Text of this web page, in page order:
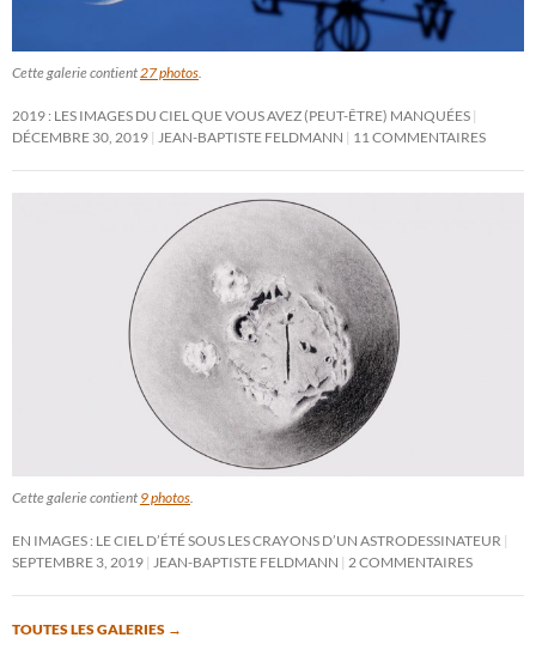
Cette galerie contient27 photos.
2019 : LES IMAGES DU CIEL QUE VOUS AVEZ (PEUT-ÊTRE) MANQUÉES
DÉCEMBRE 30, 2019 JEAN-BAPTISTE FELDMANN 11 COMMENTAIRES
Cette galerie contient 9 photos.
EN IMAGES : LE CIEL D’ÉTÉ SOUS LES CRAYONS D’UN ASTRODESSINATEUR
SEPTEMBRE 3, 2019 JEAN-BAPTISTE FELDMANN 2 COMMENTAIRES
TOUTES LES GALERIES →